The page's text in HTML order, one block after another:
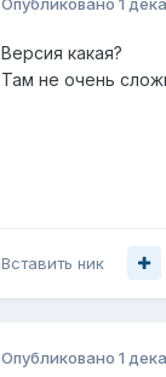
Опубликовано 1
Версия какая?
Там не очень
Вставить ник
Опубликовано 1